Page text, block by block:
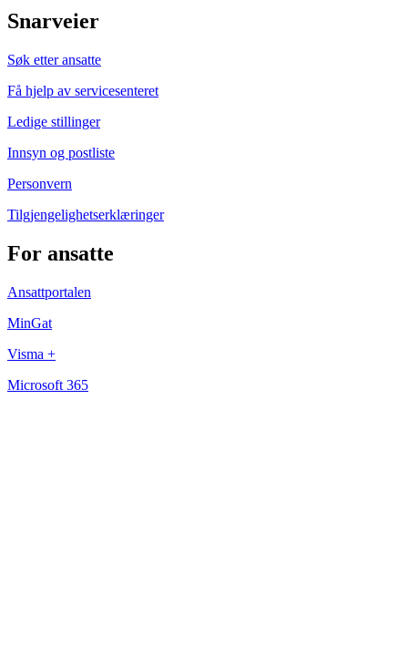
Snarveier
Søk etter ansatte
Få hjelp av servicesenteret
Ledige stillinger
Innsyn og postliste
Personvern
Tilgjengelighetserklæringer
For ansatte
Ansattportalen
MinGat
Visma +
Microsoft 365